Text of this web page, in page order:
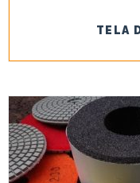
TELA